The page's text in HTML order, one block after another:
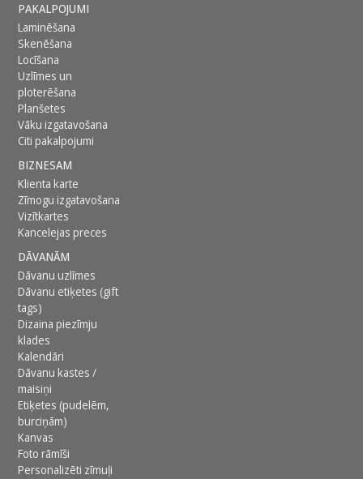
PAKALPOJUMI
Laminēšana
Skenēšana
Locīšana
Uzlīmes un
ploterēšana
Planšetes
Vāku izgatavošana
Citi pakalpojumi
BIZNESAM
Klienta karte
Zīmogu izgatavošana
Vizītkartes
Kancelejas preces
DĀVANĀM
Dāvanu uzlīmes
Dāvanu etiķetes (gift
tags)
Dizaina piezīmju
klades
Kalendāri
Dāvanu kastes /
maisiņi
Etiķetes (pudelēm,
burciņām)
Kanvas
Foto rāmīši
Personalizēti zīmuļi